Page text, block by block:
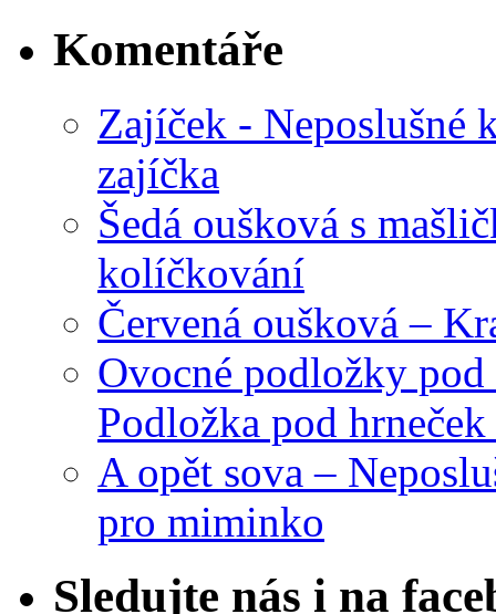
Komentáře
Zajíček - Neposlušné
zajíčka
Šedá oušková s
kolíčkování
Červená oušková –
Ovocné podložky
Podložka pod
A opět sova –
pro miminko
Sledujte nás i na